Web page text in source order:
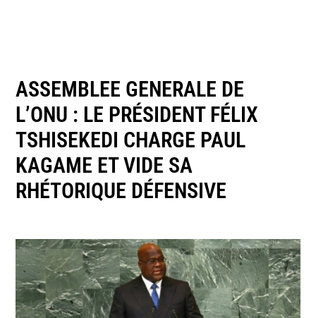
ASSEMBLEE GENERALE DE
L’ONU : LE PRÉSIDENT FÉLIX
TSHISEKEDI CHARGE PAUL
KAGAME ET VIDE SA
RHÉTORIQUE DÉFENSIVE